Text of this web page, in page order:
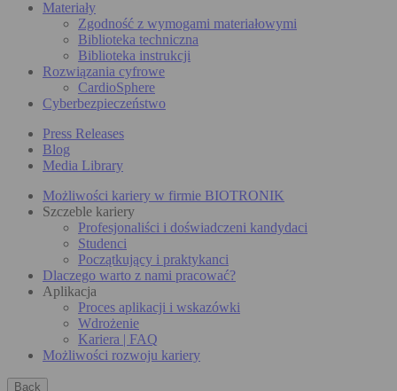
Materiały
Zgodność z wymogami materiałowymi
Biblioteka techniczna
Biblioteka instrukcji
Rozwiązania cyfrowe
CardioSphere
Cyberbezpieczeństwo
Press Releases
Blog
Media Library
Możliwości kariery w firmie BIOTRONIK
Szczeble kariery
Profesjonaliści i doświadczeni kandydaci
Studenci
Początkujący i praktykanci
Dlaczego warto z nami pracować?
Aplikacja
Proces aplikacji i wskazówki
Wdrożenie
Kariera | FAQ
Możliwości rozwoju kariery
Back